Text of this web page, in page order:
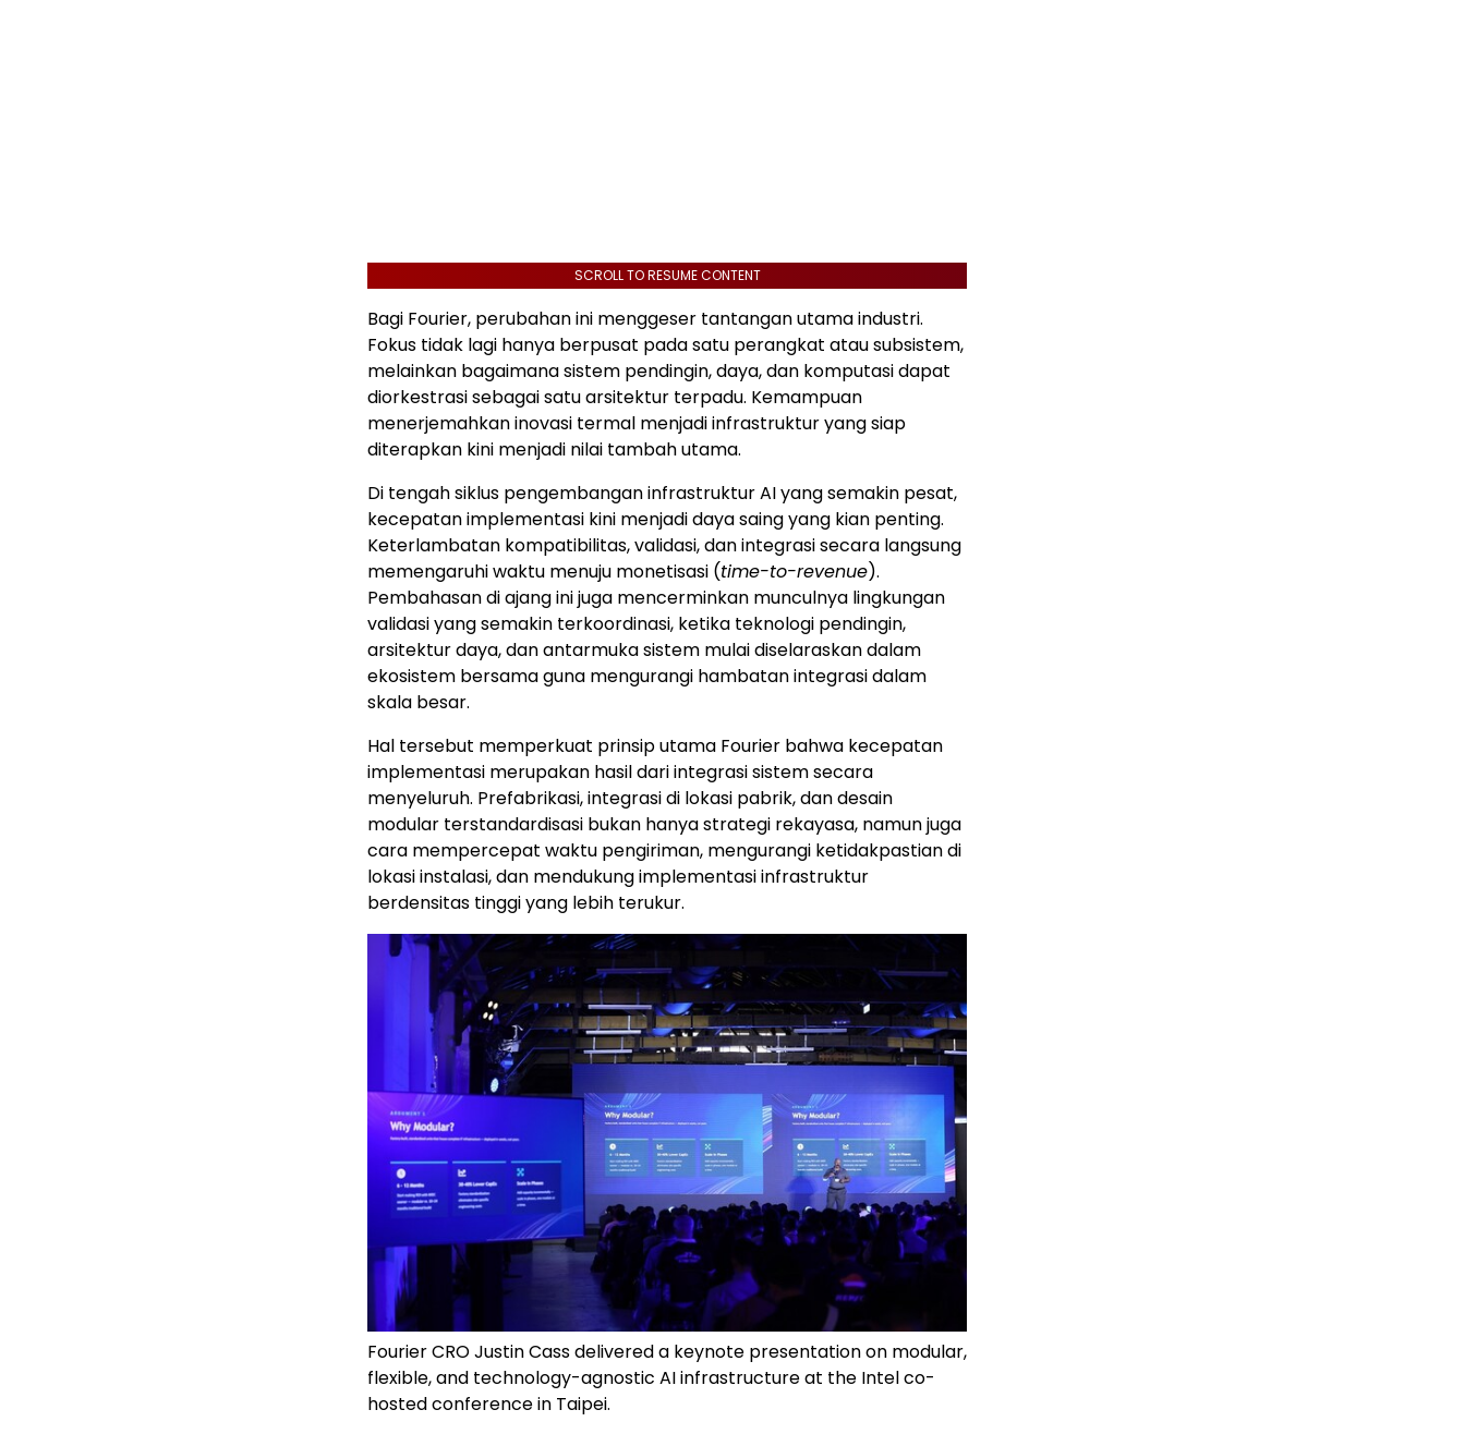
SCROLL TO RESUME CONTENT
Bagi Fourier, perubahan ini menggeser tantangan utama industri.
Fokus tidak lagi hanya berpusat pada satu perangkat atau subsistem,
melainkan bagaimana sistem pendingin, daya, dan komputasi dapat
diorkestrasi sebagai satu arsitektur terpadu. Kemampuan
menerjemahkan inovasi termal menjadi infrastruktur yang siap
diterapkan kini menjadi nilai tambah utama.
Di tengah siklus pengembangan infrastruktur AI yang semakin pesat,
kecepatan implementasi kini menjadi daya saing yang kian penting.
Keterlambatan kompatibilitas, validasi, dan integrasi secara langsung
memengaruhi waktu menuju monetisasi (time-to-revenue).
Pembahasan di ajang ini juga mencerminkan munculnya lingkungan
validasi yang semakin terkoordinasi, ketika teknologi pendingin,
arsitektur daya, dan antarmuka sistem mulai diselaraskan dalam
ekosistem bersama guna mengurangi hambatan integrasi dalam
skala besar.
Hal tersebut memperkuat prinsip utama Fourier bahwa kecepatan
implementasi merupakan hasil dari integrasi sistem secara
menyeluruh. Prefabrikasi, integrasi di lokasi pabrik, dan desain
modular terstandardisasi bukan hanya strategi rekayasa, namun juga
cara mempercepat waktu pengiriman, mengurangi ketidakpastian di
lokasi instalasi, dan mendukung implementasi infrastruktur
berdensitas tinggi yang lebih terukur.
Fourier CRO Justin Cass delivered a keynote presentation on modular,
flexible, and technology-agnostic AI infrastructure at the Intel co-
hosted conference in Taipei.